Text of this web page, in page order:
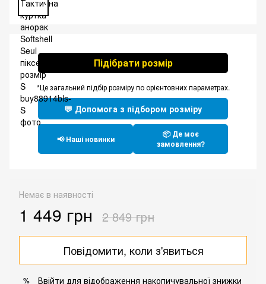
Підібрати розмір
*Це загальний підбір розміру по орієнтовних параметрах.
💬 Допомога з підбором розміру
📢 Наші новинки
📦 Де моє
замовлення?
Немає в наявності
1 449 грн 2 849 грн
Повідомити, коли з'явиться
% Ввійти для відображення накопичувальної знижки